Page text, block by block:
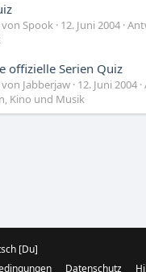
Spook 12. Juni 2004
offizielle Serien Quiz
Jabberjaw 12. Juni 2004
Kino und Musik
[Du]
Datenschutz